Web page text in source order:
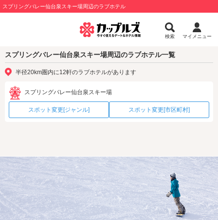
スプリングバレー仙台泉スキー場周辺のラブホテル
検索 マイメニュー
スプリングバレー仙台泉スキー場周辺のラブホテル一覧
半径20km圏内に12軒のラブホテルがあります
スプリングバレー仙台泉スキー場
スポット変更[ジャンル] スポット変更[市区町村]